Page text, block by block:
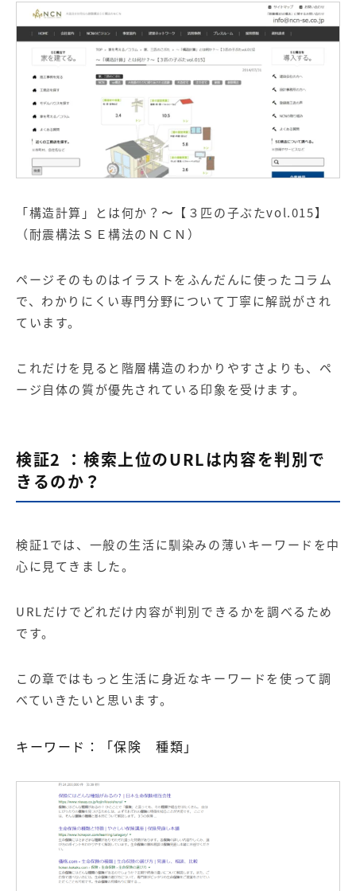
「構造計算」とは何か？〜【３匹の子ぶたvol.015】
（耐震構法ＳＥ構法のＮＣＮ）
ページそのものはイラストをふんだんに使ったコラム
で、わかりにくい専門分野について丁寧に解説がされ
ています。
これだけを見ると階層構造のわかりやすさよりも、ペ
ージ自体の質が優先されている印象を受けます。
検証2 ：検索上位のURLは内容を判別で
きるのか？
検証1では、一般の生活に馴染みの薄いキーワードを中
心に見てきました。
URLだけでどれだけ内容が判別できるかを調べるため
です。
この章ではもっと生活に身近なキーワードを使って調
べていきたいと思います。
キーワード：「保険 種類」